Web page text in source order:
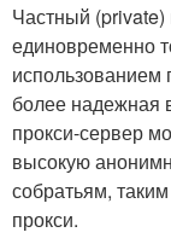
Частный (private)
единовременно
использованием
более надежная
прокси-сервер
высокую
собратьям,
прокси.